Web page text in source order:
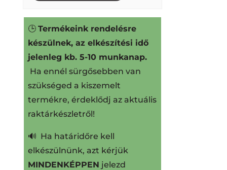
🕒 Termékeink rendelésre
készülnek, az elkészítési idő
jelenleg kb. 5-10 munkanap.
Ha ennél sürgősebben van
szükséged a kiszemelt
termékre, érdeklődj az aktuális
raktárkészletről!
🔊 Ha határidőre kell
elkészülnünk, azt kérjük
MINDENKÉPPEN jelezd